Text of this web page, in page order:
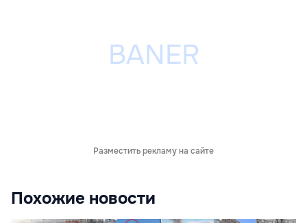
Разместить рекламу на сайте
Похожие новости